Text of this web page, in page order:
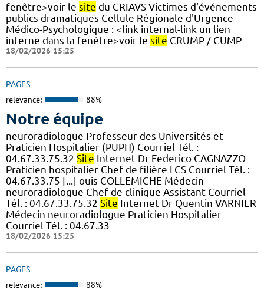
fenêtre>voir le site du CRIAVS Victimes d'événements
publics dramatiques Cellule Régionale d'Urgence
Médico-Psychologique : <link internal-link un lien
interne dans la fenêtre>voir le site CRUMP / CUMP
18/02/2026 15:25
PAGES
relevance: 88%
Notre équipe
neuroradiologue Professeur des Universités et
Praticien Hospitalier (PUPH) Courriel Tél. :
04.67.33.75.32 Site Internet Dr Federico CAGNAZZO
Praticien hospitalier Chef de filière LCS Courriel Tél. :
04.67.33.75 [...] ouis COLLEMICHE Médecin
neuroradiologue Chef de clinique Assistant Courriel
Tél. : 04.67.33.75.32 Site Internet Dr Quentin VARNIER
Médecin neuroradiologue Praticien Hospitalier
Courriel Tél. : 04.67.33
18/02/2026 15:25
PAGES
relevance: 88%